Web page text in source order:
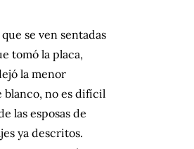
se ven sentadas
tomó la placa,
la menor
blanco, no es difícil
las esposas de
ya descritos.